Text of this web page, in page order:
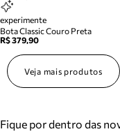
experimente
Bota Classic Couro Preta
R$ 379,90
Veja mais produtos
Fique por dentro das